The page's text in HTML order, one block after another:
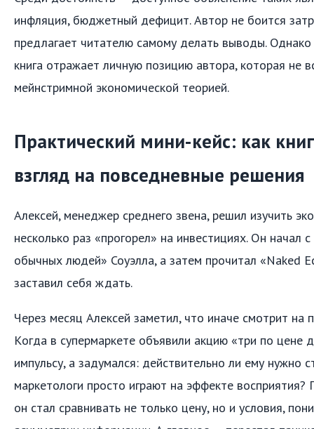
инфляция, бюджетный дефицит. Автор не боится
предлагает читателю самому делать выводы. Однако
книга отражает личную позицию автора, которая не
мейнстримной экономической теорией.
Практический мини-кейс: как
взгляд на повседневные решения
Алексей, менеджер среднего звена, решил изучить
несколько раз «прогорел» на инвестициях. Он начал
обычных людей» Соуэлла, а затем прочитал «Naked
заставил себя ждать.
Через месяц Алексей заметил, что иначе смотрит на
Когда в супермаркете объявили акцию «три по цене
импульсу, а задумался: действительно ли ему нужно
маркетологи просто играют на эффекте
он стал сравнивать не только цену, но и условия,